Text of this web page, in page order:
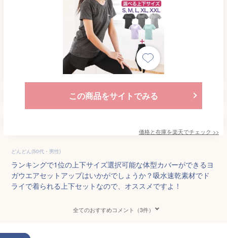
この商品をサイトでみる
価格と在庫を楽天でチェック >>
どんどん(50代・男性)
ランキングで1位の上下サイズ選択可能な体型カバーができるヨ
ガウエアセットアップはいかがでしょうか？吸水速乾素材でド
ライで着られる上下セットなので、オススメですよ！
全てのおすすめコメント（3件）